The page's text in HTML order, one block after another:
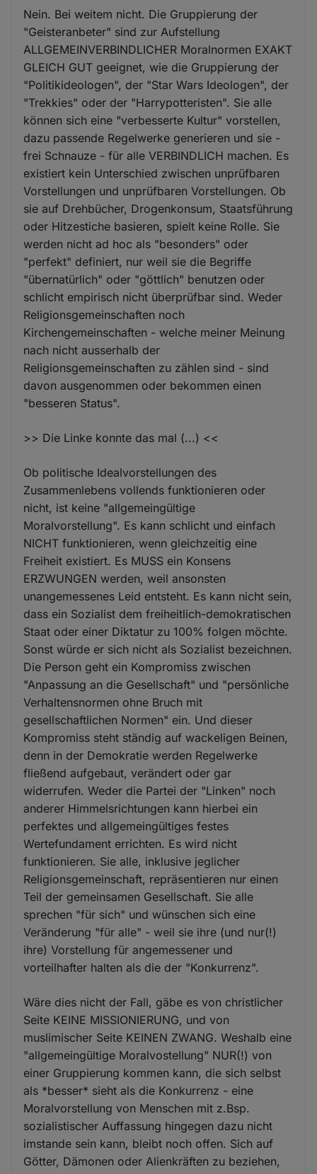
Nein. Bei weitem nicht. Die Gruppierung der
"Geisteranbeter" sind zur Aufstellung
ALLGEMEINVERBINDLICHER Moralnormen EXAKT
GLEICH GUT geeignet, wie die Gruppierung der
"Politikideologen", der "Star Wars Ideologen", der
"Trekkies" oder der "Harrypotteristen". Sie alle
können sich eine "verbesserte Kultur" vorstellen,
dazu passende Regelwerke generieren und sie -
frei Schnauze - für alle VERBINDLICH machen. Es
existiert kein Unterschied zwischen unprüfbaren
Vorstellungen und unprüfbaren Vorstellungen. Ob
sie auf Drehbücher, Drogenkonsum, Staatsführung
oder Hitzestiche basieren, spielt keine Rolle. Sie
werden nicht ad hoc als "besonders" oder
"perfekt" definiert, nur weil sie die Begriffe
"übernatürlich" oder "göttlich" benutzen oder
schlicht empirisch nicht überprüfbar sind. Weder
Religionsgemeinschaften noch
Kirchengemeinschaften - welche meiner Meinung
nach nicht ausserhalb der
Religionsgemeinschaften zu zählen sind - sind
davon ausgenommen oder bekommen einen
"besseren Status".
>> Die Linke konnte das mal (...) <<
Ob politische Idealvorstellungen des
Zusammenlebens vollends funktionieren oder
nicht, ist keine "allgemeingültige
Moralvorstellung". Es kann schlicht und einfach
NICHT funktionieren, wenn gleichzeitig eine
Freiheit existiert. Es MUSS ein Konsens
ERZWUNGEN werden, weil ansonsten
unangemessenes Leid entsteht. Es kann nicht sein,
dass ein Sozialist dem freiheitlich-demokratischen
Staat oder einer Diktatur zu 100% folgen möchte.
Sonst würde er sich nicht als Sozialist bezeichnen.
Die Person geht ein Kompromiss zwischen
"Anpassung an die Gesellschaft" und "persönliche
Verhaltensnormen ohne Bruch mit
gesellschaftlichen Normen" ein. Und dieser
Kompromiss steht ständig auf wackeligen Beinen,
denn in der Demokratie werden Regelwerke
fließend aufgebaut, verändert oder gar
widerrufen. Weder die Partei der "Linken" noch
anderer Himmelsrichtungen kann hierbei ein
perfektes und allgemeingültiges festes
Wertefundament errichten. Es wird nicht
funktionieren. Sie alle, inklusive jeglicher
Religionsgemeinschaft, repräsentieren nur einen
Teil der gemeinsamen Gesellschaft. Sie alle
sprechen "für sich" und wünschen sich eine
Veränderung "für alle" - weil sie ihre (und nur(!)
ihre) Vorstellung für angemessener und
vorteilhafter halten als die der "Konkurrenz".
Wäre dies nicht der Fall, gäbe es von christlicher
Seite KEINE MISSIONIERUNG, und von
muslimischer Seite KEINEN ZWANG. Weshalb eine
"allgemeingültige Moralvostellung" NUR(!) von
einer Gruppierung kommen kann, die sich selbst
als *besser* sieht als die Konkurrenz - eine
Moralvorstellung von Menschen mit z.Bsp.
sozialistischer Auffassung hingegen dazu nicht
imstande sein kann, bleibt noch offen. Sich auf
Götter, Dämonen oder Alienkräften zu beziehen,